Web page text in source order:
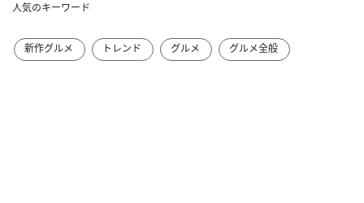
人気のキーワード
新作グルメ トレンド グルメ グルメ全般